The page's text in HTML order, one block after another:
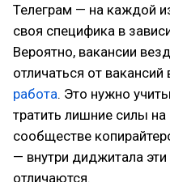
Телеграм — на каждой
своя специфика в
Вероятно, вакансии
отличаться от вакансий
работа. Это нужно
тратить лишние силы
сообществе
— внутри диджитала
отличаются.